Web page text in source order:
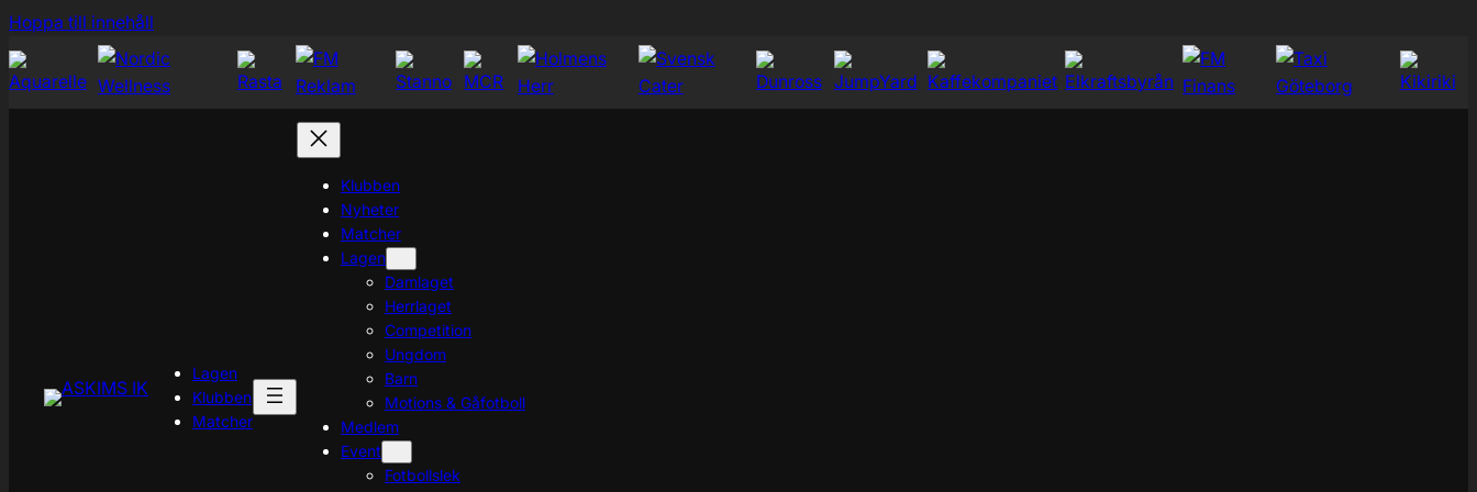
Hoppa till innehåll
till
Lagen
Klubben
Matcher
Klubben
Nyheter
Matcher
Lagen
Damlaget
Herrlaget
Competition
Ungdom
Barn
Motions & Gåfotboll
Medlem
Event
Fotbollslek